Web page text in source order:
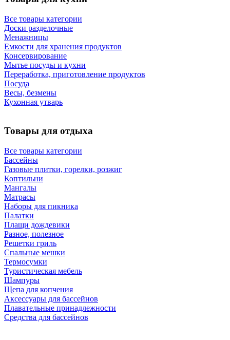
Все товары категории
Доски разделочные
Менажницы
Емкости для хранения продуктов
Консервирование
Мытье посуды и кухни
Переработка, приготовление продуктов
Посуда
Весы, безмены
Кухонная утварь
Товары для отдыха
Все товары категории
Бассейны
Газовые плитки, горелки, розжиг
Коптильни
Мангалы
Матрасы
Наборы для пикника
Палатки
Плащи дождевики
Разное, полезное
Решетки гриль
Спальные мешки
Термосумки
Туристическая мебель
Шампуры
Щепа для копчения
Аксессуары для бассейнов
Плавательные принадлежности
Средства для бассейнов